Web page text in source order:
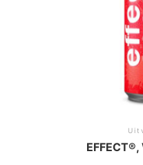
EFFECT®,